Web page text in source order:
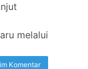
melalui